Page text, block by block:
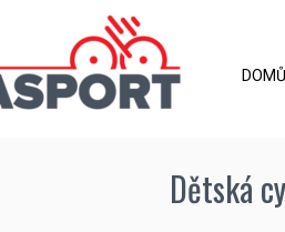
DOMŮ
Dětská